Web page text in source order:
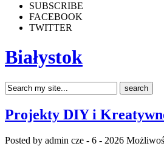
SUBSCRIBE
FACEBOOK
TWITTER
Białystok
Projekty DIY i
Posted by admin cze - 6 - 2026